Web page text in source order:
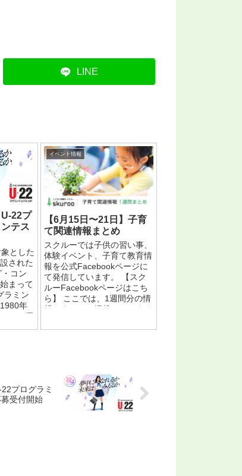
LINE
22プ
テス
とした
された
コン
まって
ラミン
年
して優
イベント情報
【6月15日〜21日】子育
て関連情報まとめ
スクルーでは子供の習い事、
体験イベント、子育て教育情
報を公式Facebookページに
て発信しています。 【スク
ルーFacebookページはこち
ら】 ここでは、1週間分の情
報をまとめて掲載しています
プログラミ
受付開始